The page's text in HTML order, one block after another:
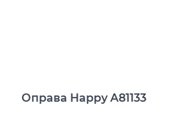
Оправа Happy A81133